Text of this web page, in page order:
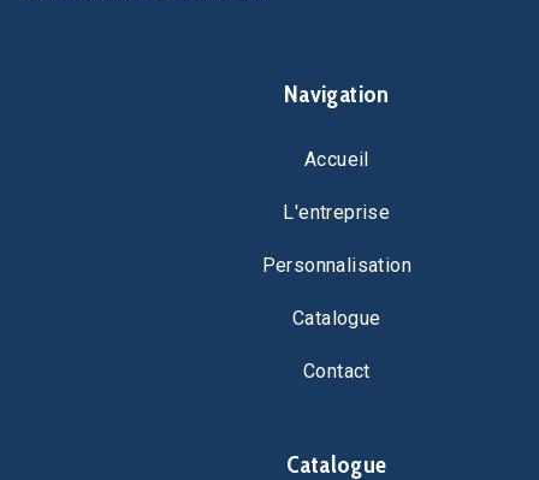
Navigation
Accueil
L'entreprise
Personnalisation
Catalogue
Contact
Catalogue